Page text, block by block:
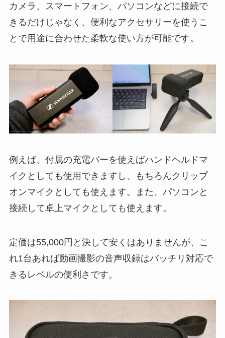
カメラ、スマートフォン、パソコンなどに接続で
きるだけじゃなく、便利なアクセサリーを使うこ
とで用途に合わせた柔軟な使い方が可能です。
例えば、付属の充電バーを使えばハンドヘルドマ
イクとしても使用できますし、もちろんクリップ
オンマイクとしても使えます。また、パソコンと
接続して卓上マイクとしても使えます。
定価は55,000円と決して安くはありませんが、こ
れ1台あれば動画撮影の音声収録はバッチリ対応で
きるレベルの便利さです。